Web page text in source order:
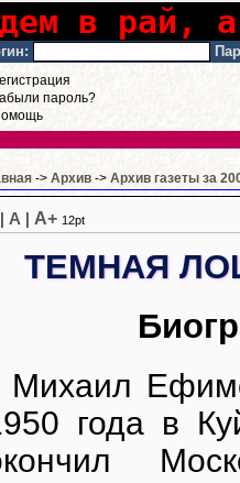
в рай,
пароль?
-> Архив -> Архив газеты за
A A+ 12pt
ТЕМНАЯ
Михаил
года в